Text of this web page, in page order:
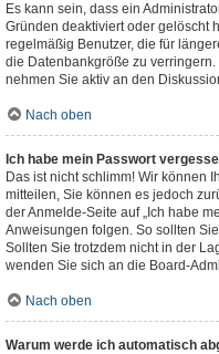
Es kann sein, dass ein
Gründen deaktiviert oder gelöscht
regelmäßig Benutzer, die für
die Datenbankgröße zu
nehmen Sie aktiv an den
Nach oben
Ich habe mein Passwort
Das ist nicht schlimm! Wir können
mitteilen, Sie können es jedoch
der Anmelde-Seite auf „Ich habe
Anweisungen folgen. So sollten
Sollten Sie trotzdem nicht in der
wenden Sie sich an die Board-
Nach oben
Warum werde ich automatisch